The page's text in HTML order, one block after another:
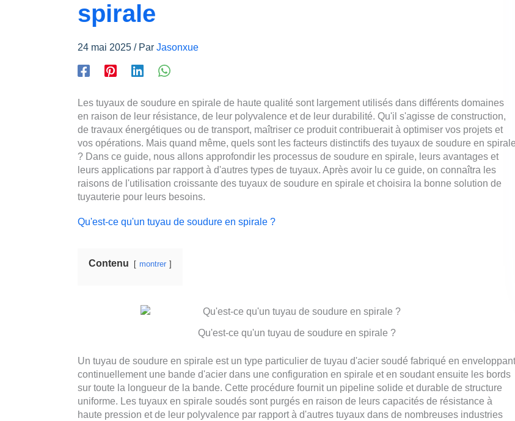
spirale
24 mai 2025 / Par Jasonxue
Les tuyaux de soudure en spirale de haute qualité sont largement utilisés dans différents domaines
en raison de leur résistance, de leur polyvalence et de leur durabilité. Qu'il s'agisse de construction,
de travaux énergétiques ou de transport, maîtriser ce produit contribuerait à optimiser vos projets et
vos opérations. Mais quand même, quels sont les facteurs distinctifs des tuyaux de soudure en spirale
? Dans ce guide, nous allons approfondir les processus de soudure en spirale, leurs avantages et
leurs applications par rapport à d'autres types de tuyaux. Après avoir lu ce guide, on connaîtra les
raisons de l'utilisation croissante des tuyaux de soudure en spirale et choisira la bonne solution de
tuyauterie pour leurs besoins.
Qu'est-ce qu'un tuyau de soudure en spirale ?
Contenu montrer
Qu'est-ce qu'un tuyau de soudure en spirale ?
Un tuyau de soudure en spirale est un type particulier de tuyau d'acier soudé fabriqué en enveloppant
continuellement une bande d'acier dans une configuration en spirale et en soudant ensuite les bords
sur toute la longueur de la bande. Cette procédure fournit un pipeline solide et durable de structure
uniforme. Les tuyaux en spirale soudés sont purgés en raison de leurs capacités de résistance à
haute pression et de leur polyvalence par rapport à d'autres tuyaux dans de nombreuses industries